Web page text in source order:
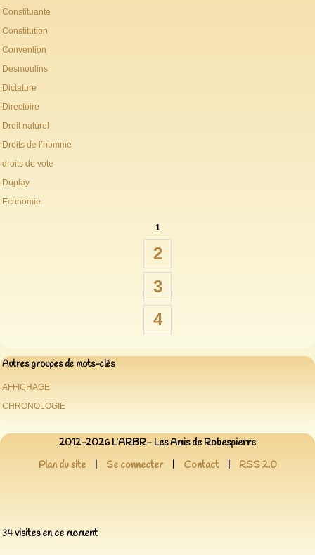
Constituante
Constitution
Convention
Desmoulins
Dictature
Directoire
Droit naturel
Droits de l’homme
droits de vote
Duplay
Economie
1
2
3
4
Autres groupes de mots-clés
AFFICHAGE
CHRONOLOGIE
2012-2026 L’ARBR- Les Amis de Robespierre
Plan du site
| Se connecter | Contact | RSS 2.0
34 visites en ce moment